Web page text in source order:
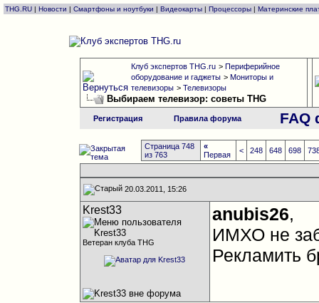
THG.RU | Новости | Смартфоны и ноутбуки | Видеокарты | Процессоры | Материнские
Клуб экспертов THG.ru > Периферийное
оборудование и гаджеты > Мониторы и
телевизоры > Телевизоры
Выбираем телевизор: советы THG
Регистрация Правила форума FAQ
Страница 748
из 763
«
Первая
< 248 648 698
20.03.2011, 15:26
Krest33
Ветеран клуба THG
anubis26,
ИМХО не
Рекламить